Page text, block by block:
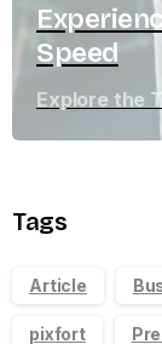
Speed
Explore the
Tags
Article
pixfort